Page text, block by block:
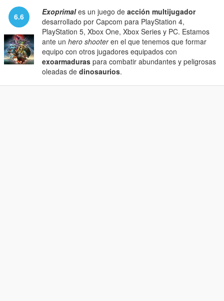
6.6 Exoprimales un juego de acción multijugador
desarrollado por Capcom para PlayStation 4,
PlayStation 5, Xbox One, Xbox Series y PC. Estamos
ante un hero shooteren el que tenemos que formar
equipo con otros jugadores equipados con
exoarmaduras para combatir abundantes y peligrosas
oleadas de dinosaurios.